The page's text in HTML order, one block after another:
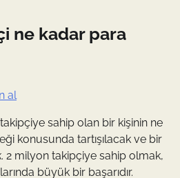
ne kadar para
sahip olan bir kişinin ne
konusunda tartışılacak ve bir
2 milyon takipçiye sahip olmak,
büyük bir başarıdır.